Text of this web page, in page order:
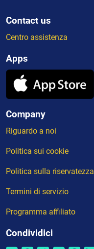
Contact us
Centro assistenza
Apps
Company
Riguardo a noi
Politica sui cookie
Politica sulla riservatezza
Termini di servizio
Programma affiliato
Condividici